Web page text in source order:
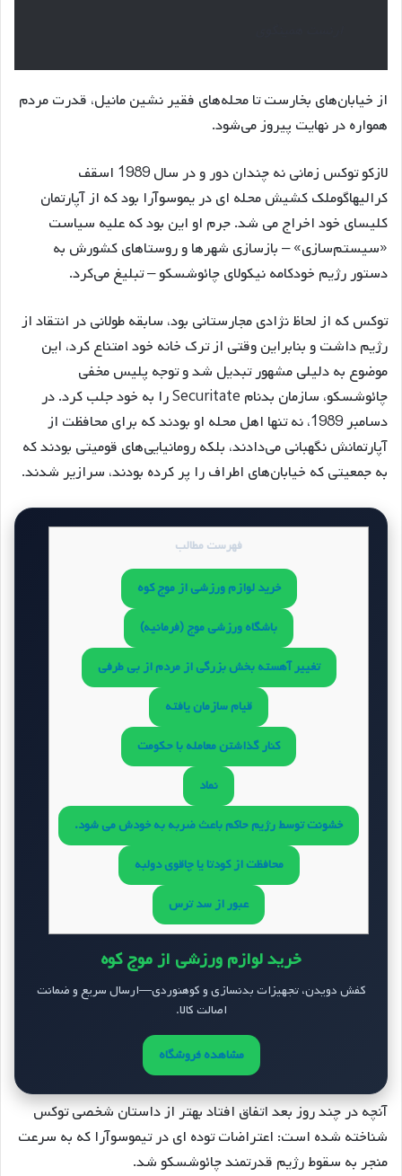
از خیابان‌های بخارست تا محله‌های فقیر نشین مانیل، قدرت مردم
همواره در نهایت پیروز می‌شود.
لازکو توکس زمانی نه چندان دور و در سال 1989 اسقف
کرالیهاگوملک کشیش محله ای در یموسوآرا بود که از آپارتمان
کلیسای خود اخراج می شد. جرم او این بود که علیه سیاست
«سیستم‌سازی» – بازسازی شهرها و روستاهای کشورش به
دستور رژیم خودکامه نیکولای چائوشسکو – تبلیغ می‌کرد.
توکس که از لحاظ نژادی مجارستانی بود، سابقه طولانی در انتقاد از
رژیم داشت و بنابراین وقتی از ترک خانه خود امتناع کرد، این
موضوع به دلیلی مشهور تبدیل شد و توجه پلیس مخفی
چائوشسکو، سازمان بدنام Securitate را به خود جلب کرد. در
دسامبر 1989، نه تنها اهل محله او بودند که برای محافظت از
آپارتمانش نگهبانی می‌دادند، بلکه رومانیایی‌های قومیتی بودند که
به جمعیتی که خیابان‌های اطراف را پر کرده بودند، سرازیر شدند.
فهرست مطالب
خرید لوازم ورزشی از موج کوه
باشگاه ورزشی موج (فرمانیه)
تغییر آهسته بخش بزرگی از مردم از بی طرفی
قیام سازمان یافته
کنار گذاشتن معامله با حکومت
نماد
خشونت توسط رژیم حاکم باعث ضربه به خودش می شود.
محافظت از کودتا یا چاقوی دولبه
عبور از سد ترس
خرید لوازم ورزشی از موج کوه
کفش دویدن، تجهیزات بدنسازی و کوهنوردی—ارسال سریع و ضمانت
اصالت کالا.
مشاهده فروشگاه
آنچه در چند روز بعد اتفاق افتاد بهتر از داستان شخصی توکس
شناخته شده است: اعتراضات توده ای در تیموسوآرا که به سرعت
منجر به سقوط رژیم قدرتمند چائوشسکو شد.